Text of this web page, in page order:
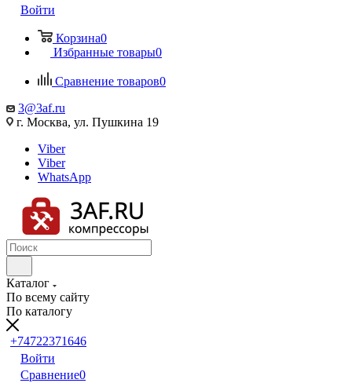
Войти
Корзина0
Избранные товары0
Сравнение товаров0
3@3af.ru
г. Москва, ул. Пушкина 19
Viber
Viber
WhatsApp
Каталог
По всему сайту
По каталогу
+74722371646
Войти
Сравнение0